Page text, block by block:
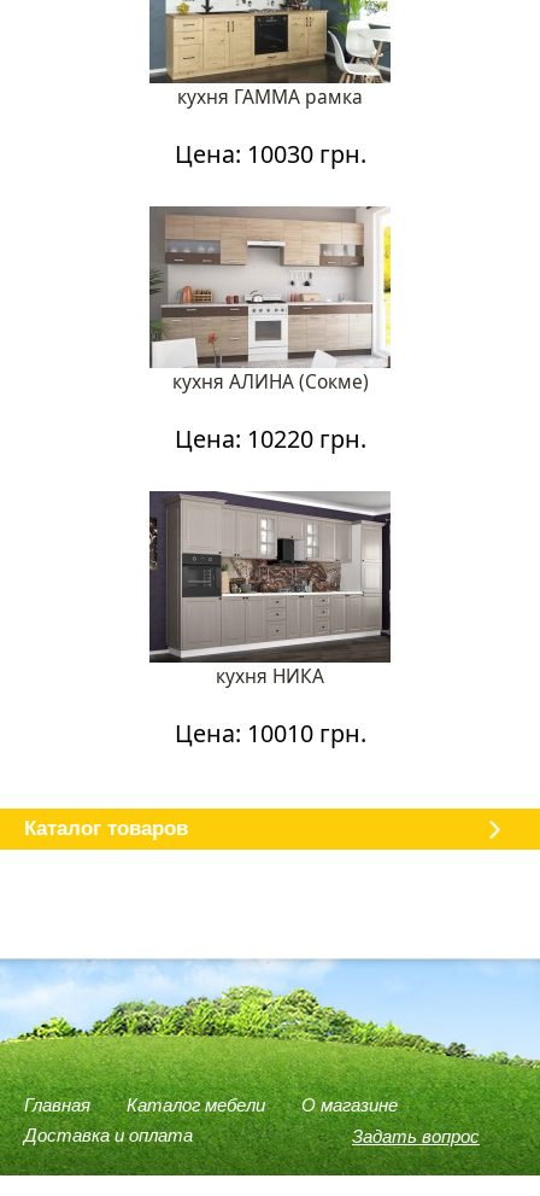
кухня ГАММА рамка
Цена: 10030 грн.
кухня АЛИНА (Сокме)
Цена: 10220 грн.
кухня НИКА
Цена: 10010 грн.
Каталог товаров
Задать вопрос
Главная Каталог мебели
О магазине
Доставка и оплата